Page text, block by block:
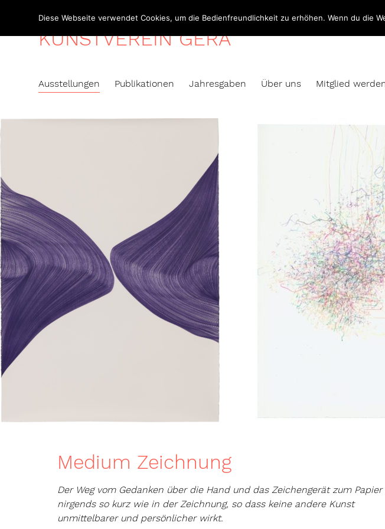
content KUNSTVEREIN GERA
Ausstellungen Publikationen Jahresgaben Über uns Mitglied
Medium Zeichnung
Der Weg vom Gedanken über die Hand und das Zeichengerät zum Papier
nirgends so kurz wie in der Zeichnung, so dass keine andere Kunst
unmittelbarer und persönlicher wirkt.
Diese Webseite verwendet Cookies, um die Bedienfreundlichkeit zu erhöhen. Wenn du die